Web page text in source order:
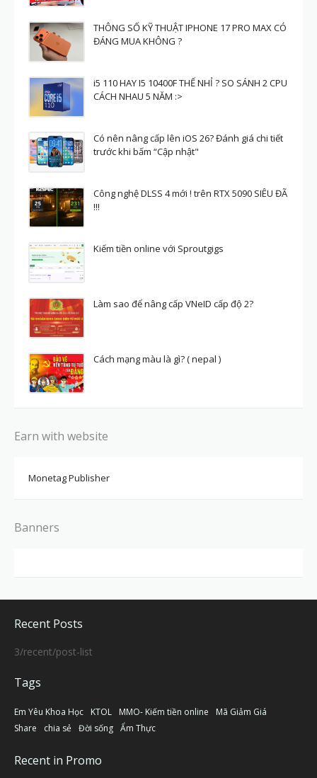
THÔNG SỐ KỸ THUẬT IPHONE 17 PRO MAX CÓ
ĐÁNG MUA KHÔNG ?
i5 110 HAY I5 10400F THẾ NHỈ ? SO SÁNH 2 CPU
CÁCH NHAU 5 NĂM :>
Có nên nâng cấp lên iOS 26? Đánh giá chi tiết
trước khi bấm “Cập nhật"
Công nghệ DLSS 4 mới ! trên RTX 5090 SIÊU ĐÃ
!!!
Kiếm tiền online với Sproutgigs
Làm sao để nâng cấp VNeID cấp độ 2?
Cách mạng màu là gì? ( nepal )
Earn with website
Monetag Publisher
Banners
Recent Posts
3/recent/post-list
Tags
Em Yêu Khoa Học KTOL MMO- Kiếm tiền online
Mã Giảm Giá
Share
chia sẻ Đời sống Ẩm Thực
Recent in Promo